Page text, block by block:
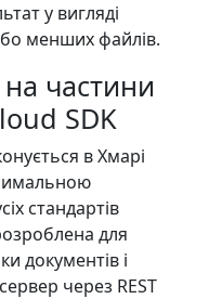
у вигляді
менших файлів.
на частини
SDK
в Хмарі
стандартів
для
документів і
через REST